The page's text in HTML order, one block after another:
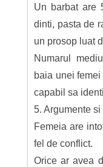
Un barbat are
dinti, pasta de
un prosop luat
Numarul
baia unei
capabil sa
5. Argumente
Femeia are
fel de conflict.
Orice ar avea